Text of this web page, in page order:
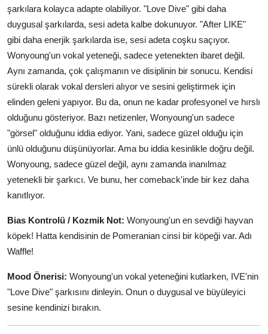
şarkılara kolayca adapte olabiliyor. "Love Dive" gibi daha
duygusal şarkılarda, sesi adeta kalbe dokunuyor. "After LIKE"
gibi daha enerjik şarkılarda ise, sesi adeta coşku saçıyor.
Wonyoung'un vokal yeteneği, sadece yetenekten ibaret değil.
Aynı zamanda, çok çalışmanın ve disiplinin bir sonucu. Kendisi
sürekli olarak vokal dersleri alıyor ve sesini geliştirmek için
elinden geleni yapıyor. Bu da, onun ne kadar profesyonel ve hırslı
olduğunu gösteriyor. Bazı netizenler, Wonyoung'un sadece
"görsel" olduğunu iddia ediyor. Yani, sadece güzel olduğu için
ünlü olduğunu düşünüyorlar. Ama bu iddia kesinlikle doğru değil.
Wonyoung, sadece güzel değil, aynı zamanda inanılmaz
yetenekli bir şarkıcı. Ve bunu, her comeback'inde bir kez daha
kanıtlıyor.
Bias Kontrolü / Kozmik Not: Wonyoung'un en sevdiği hayvan
köpek! Hatta kendisinin de Pomeranian cinsi bir köpeği var. Adı
Waffle!
Mood Önerisi: Wonyoung'un vokal yeteneğini kutlarken, IVE'nin
"Love Dive" şarkısını dinleyin. Onun o duygusal ve büyüleyici
sesine kendinizi bırakın.